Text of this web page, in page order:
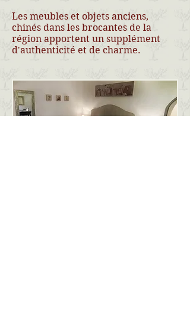
Les meubles et objets anciens,
chinés dans les brocantes de la
région apportent un supplément
d'authenticité et de charme.